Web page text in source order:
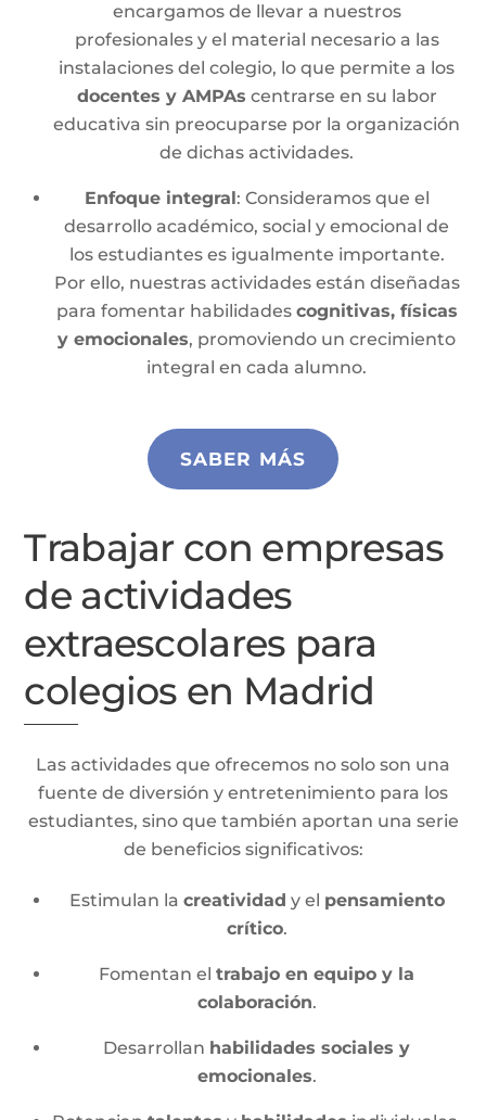
encargamos de llevar a nuestros
profesionales y el material necesario a las
instalaciones del colegio, lo que permite a los
docentes y AMPAs centrarse en su labor
educativa sin preocuparse por la organización
de dichas actividades.
Enfoque integra : Consideramos que el
desarrollo académico, social y emocional de
los estudiantes es igualmente importante.
Por ello, nuestras actividades están diseñadas
para fomentar habilidades cognitivas, físicas
y emocionales, promoviendo un crecimiento
integral en cada alumno.
SABER MÁS
Trabajar con empresas
de actividades
extraescolares para
colegios en Madrid
Las actividades que ofrecemos no solo son una
fuente de diversión y entretenimiento para los
estudiantes, sino que también aportan una serie
de beneficios significativos:
Estimulan la creatividad y el pensamiento
crítico.
Fomentan eltrabajo en equipo y la
colaboración.
Desarrollan habilidades sociales y
emocionales.